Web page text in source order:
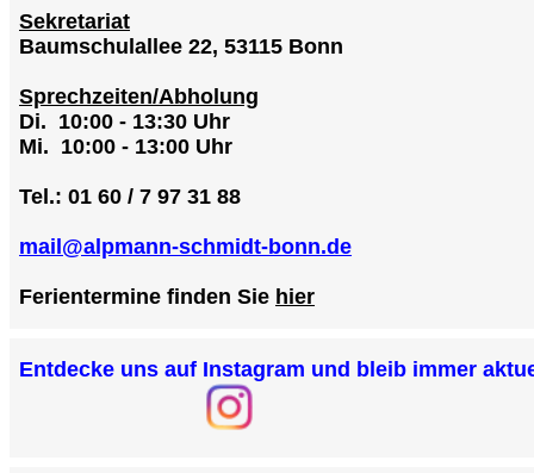
Sekretariat
Baumschulallee 22, 53115 Bonn
Sprechzeiten/Abholung
Di. 10:00 - 13:30 Uhr
Mi. 10:00 - 13:00 Uhr
Tel.: 01 60 / 7 97 31 88
mail@alpmann-schmidt-bonn.de
Ferientermine finden Sie hier
Entdecke uns auf Instagram und bleib immer